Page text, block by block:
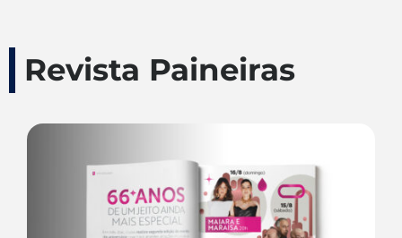
Revista Paineiras